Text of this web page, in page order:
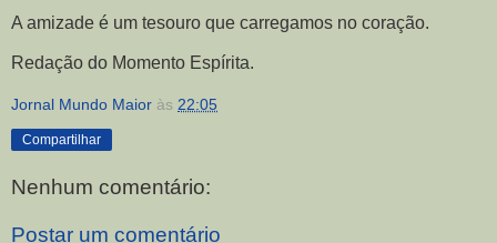
A amizade é um tesouro que carregamos no coração.
Redação do Momento Espírita.
Jornal Mundo Maior às 22:05
Compartilhar
Nenhum comentário:
Postar um comentário